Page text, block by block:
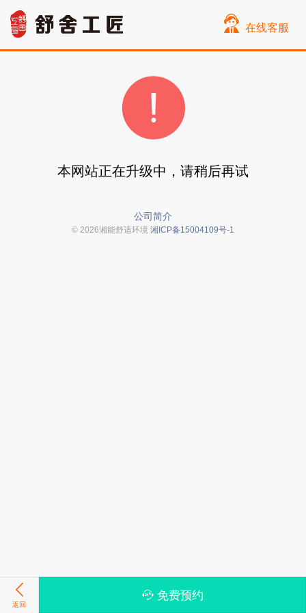
返回
免费预约
在线客服
本网站正在升级中，请稍后再试
公司简介
© 2026湘能舒适环境 湘ICP备15004109号-1